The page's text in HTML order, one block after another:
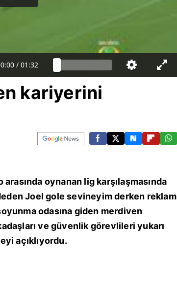
/ 01:32
kariyerini
oynanan lig karşılaşmasında
Joel gole sevineyim derken reklam
odasına giden merdiven
ve güvenlik görevlileri yukarı
açıklıyordu.